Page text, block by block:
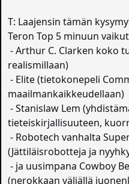
T: Laajensin tämän
Teron Top 5 minuun
- Arthur C. Clarken koko
realismillaan)
- Elite (tietokonepeli
maailmankaikkeudellaan)
- Stanislaw Lem
tieteiskirjallisuuteen,
- Robotech vanhalta
(Jättiläisrobotteja ja
- ja uusimpana Cowboy
(nerokkaan väljällä